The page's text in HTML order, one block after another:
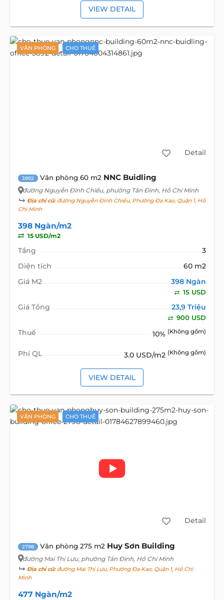
VIEW DETAIL
VĂN PHÒNG CHO THUÊ
Detail
3892 Văn phòng 60 m2 NNC Buidling
đường Nguyễn Đình Chiểu, phường Tân Định, Hồ Chí Minh
Địa chỉ cũ:đường Nguyễn Đình Chiểu, Phường Đa Kao, Quận 1, Hồ
Chí Minh
398 Ngàn/m2
15 USD/m2
Tầng
3
Diện tích
60 m2
Giá M2
398 Ngàn
15 USD
Giá Tổng 23,9 Triệu
900 USD
Thuế 10% (Không gồm)
Phí QL 3.0 USD/m2 (Không gồm)
VIEW DETAIL
VĂN PHÒNG CHO THUÊ
Detail
2798 Văn phòng 275 m2 Huy Sơn Building
đường Mai Thị Lựu, phường Tân Định, Hồ Chí Minh
Địa chỉ cũ:đường Mai Thị Lựu, Phường Đa Kao, Quận 1, Hồ Chí
Minh
477 Ngàn/m2